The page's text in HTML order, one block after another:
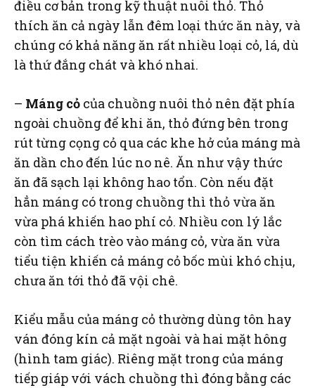
điều cơ bản trong kỹ thuật nuôi thỏ. Thỏ
thích ăn cả ngày lẫn đêm loại thức ăn này, và
chúng có khả năng ăn rất nhiều loại cỏ, lá, dù
là thứ đắng chát và khó nhai.
– Máng cỏ của chuồng nuôi thỏ nên đặt phía
ngoài chuồng để khi ăn, thỏ đứng bên trong
rút từng cọng cỏ qua các khe hở của máng mà
ăn dần cho đến lúc no nê. Ăn như vậy thức
ăn đã sạch lại không hao tổn. Còn nếu đặt
hẳn máng có trong chuồng thì thỏ vừa ăn
vừa phá khiến hao phí cỏ. Nhiều con lý lắc
còn tìm cách trèo vào máng cỏ, vừa ăn vừa
tiểu tiện khiến cả máng cỏ bốc mùi khó chịu,
chưa ăn tới thỏ đã vội chê.
Kiểu mẫu của máng cỏ thường dùng tôn hay
ván đóng kín cả mặt ngoài và hai mặt hông
(hình tam giác). Riêng mặt trong của máng
tiếp giáp với vách chuồng thì đóng bằng các